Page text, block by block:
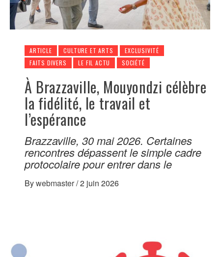
ARTICLE CULTURE ET ARTS
EXCLUSIVITÉ
FAITS DIVERS
LE FIL ACTU SOCIÉTÉ
À Brazzaville, Mouyondzi célèbre
la fidélité, le travail et
l’espérance
Brazzaville, 30 mai 2026. Certaines
rencontres dépassent le simple cadre
protocolaire pour entrer dans le
Bywebmaster/2 juin 2026